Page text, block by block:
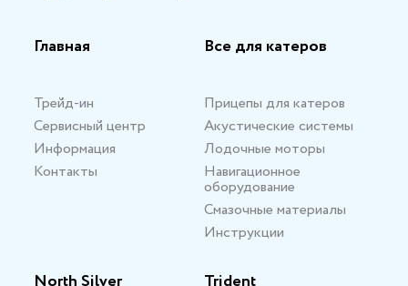
Главная
Трейд-ин
Сервисный центр
Информация
Контакты
Все для катеров
Прицепы для катеров
Акустические системы
Лодочные моторы
Навигационное
оборудование
Смазочные материалы
Инструкции
North Silver Trident